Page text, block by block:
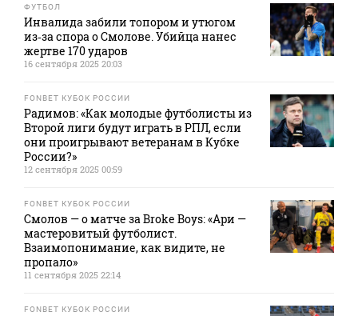
ФУТБОЛ
Инвалида забили топором и утюгом
из‑за спора о Смолове. Убийца нанес
жертве 170 ударов
16 сентября 2025 20:03
FONBET КУБОК РОССИИ
Радимов: «Как молодые футболисты из
Второй лиги будут играть в РПЛ, если
они проигрывают ветеранам в Кубке
России?»
12 сентября 2025 00:59
FONBET КУБОК РОССИИ
Смолов — о матче за Broke Boys: «Ари —
мастеровитый футболист.
Взаимопонимание, как видите, не
пропало»
11 сентября 2025 22:14
FONBET КУБОК РОССИИ